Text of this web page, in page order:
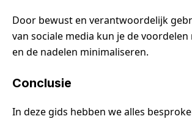
Door bewust en verantwoordelijk
van sociale media kun je de
en de nadelen minimaliseren.
Conclusie
In deze gids hebben we alles